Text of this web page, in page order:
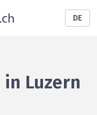
DE
in Luzern